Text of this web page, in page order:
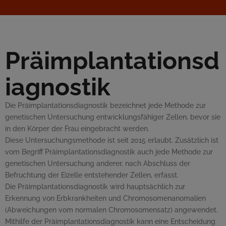
Präimplantationsd
iagnostik
Die Präimplantationsdiagnostik bezeichnet jede Methode zur
genetischen Untersuchung entwicklungsfähiger Zellen, bevor sie
in den Körper der Frau eingebracht werden.
Diese Untersuchungsmethode ist seit 2015 erlaubt. Zusätzlich ist
vom Begriff Präimplantationsdiagnostik auch jede Methode zur
genetischen Untersuchung anderer, nach Abschluss der
Befruchtung der Eizelle entstehender Zellen, erfasst.
Die Präimplantationsdiagnostik wird hauptsächlich zur
Erkennung von Erbkrankheiten und Chromosomenanomalien
(Abweichungen vom normalen Chromosomensatz) angewendet.
Mithilfe der Präimplantationsdiagnostik kann eine Entscheidung